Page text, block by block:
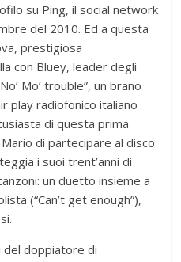
su Ping, il social network
del 2010. Ed a questa
prestigiosa
con Bluey, leader degli
Mo’ trouble”, un brano
play radiofonico italiano
di questa prima
di partecipare al disco
i suoi trent’anni di
un duetto insieme a
(“Can’t get enough”),
del doppiatore di